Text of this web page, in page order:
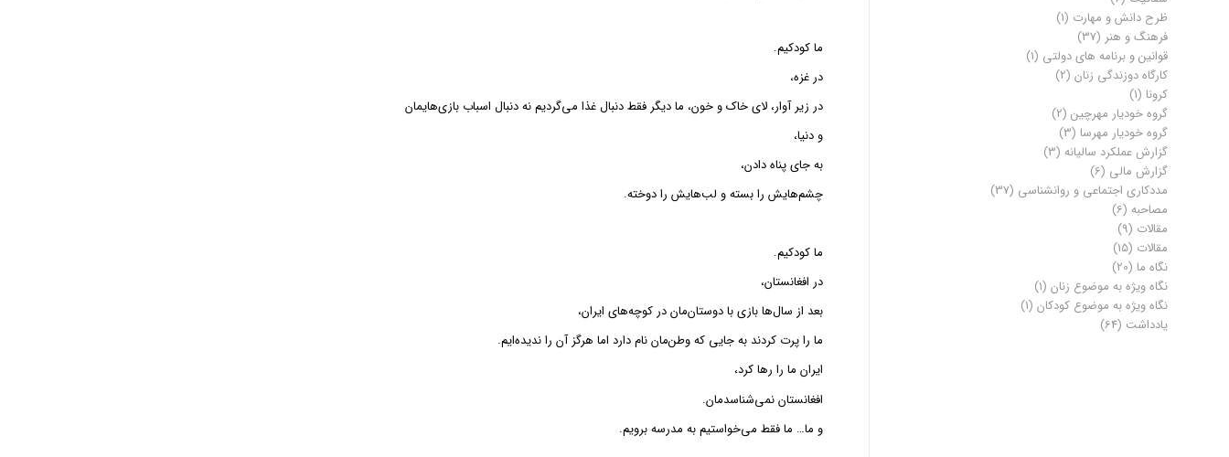
ما کودکیم.
در غزه،
در زیر آوار، لای خاک و خون، ما دیگر فقط دنبال غذا می‌گردیم نه دنبال اسباب باز‌ی‌هایمان
و دنیا،
به جای پناه دادن،
چشم‌هایش را بسته و لب‌هایش را دوخته.
ما کودکیم.
در افغانستان،
بعد از سال‌ها بازی با دوستان‌مان در کوچه‌های ایران،
ما را پرت کردند به جایی که وطن‌مان نام دارد اما هرگز آن را ندیده‌ایم.
ایران ما را رها کرد،
افغانستان نمی‌شناسدمان.
و ما… ما فقط می‌خواستیم به مدرسه برویم.
ظرح دانش و مهارت (1)
فرهنگ و هنر (37)
قوانین و برنامه های دولتی (1)
کارگاه دوزندگی زنان (2)
کرونا (1)
گروه خودیار مهرچین (2)
گروه خودیار مهرسا (3)
گزارش عملکرد سالیانه (3)
گزارش مالی (6)
مددکاری اجتماعی و روانشناسی (37)
مصاحبه (6)
مقالات (9)
مقالات (15)
نگاه ما (20)
نگاه ویژه به موضوع زنان (1)
نگاه ویژه به موضوع کودکان (1)
یادداشت (64)